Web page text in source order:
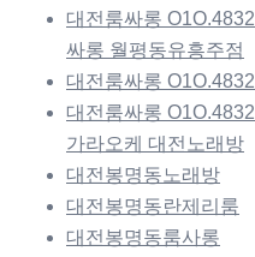
대전룸싸롱
싸롱 월평동유흥주점
대전룸싸롱
대전룸싸롱
가라오케 대전노래방
대전봉명동노래방
대전봉명동란제리룸
대전봉명동룸사롱